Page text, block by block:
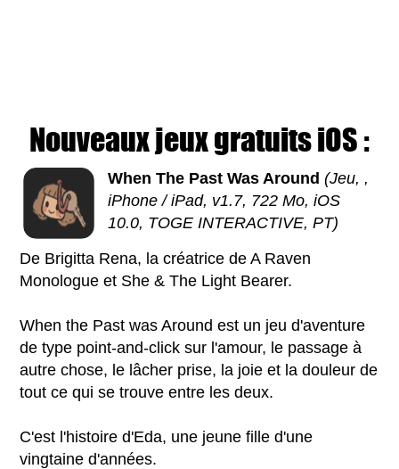
Nouveaux jeux gratuits iOS :
When The Past Was Around (Jeu, ,
iPhone / iPad, v1.7, 722 Mo, iOS
10.0, TOGE INTERACTIVE, PT)
De Brigitta Rena, la créatrice de A Raven
Monologue et She & The Light Bearer.
When the Past was Around est un jeu d'aventure
de type point-and-click sur l'amour, le passage à
autre chose, le lâcher prise, la joie et la douleur de
tout ce qui se trouve entre les deux.
C'est l'histoire d'Eda, une jeune fille d'une
vingtaine d'années.